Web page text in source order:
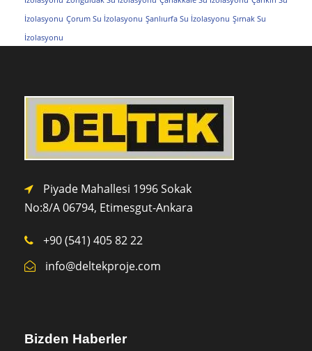
İzolasyonu Çorum Su İzolasyonu Şanlıurfa Su İzolasyonu Şırnak Su
İzolasyonu
Piyade Mahallesi 1996 Sokak
No:8/A 06794, Etimesgut-Ankara
+90 (541) 405 82 22
info@deltekproje.com
Bizden Haberler